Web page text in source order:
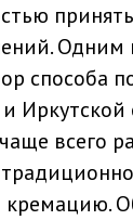
Одним
способа
Иркутской
всего